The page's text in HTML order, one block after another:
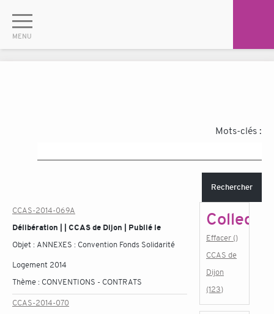
Mots-clés :
Rechercher
CCAS-2014-069A
Délibération | | CCAS de Dijon | Publié le
Objet : ANNEXES : Convention Fonds Solidarité
Logement 2014
Thème : CONVENTIONS - CONTRATS
CCAS-2014-070
Effacer ()
CCAS de
Dijon
(123)